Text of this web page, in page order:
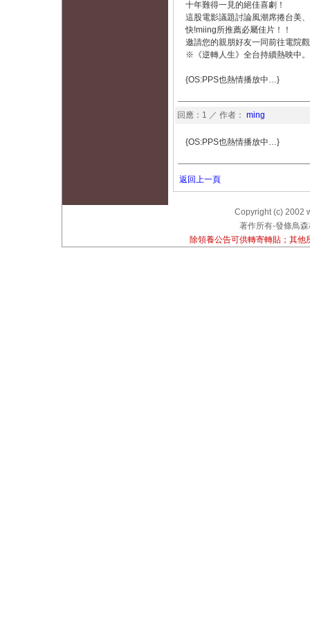
十年難得一見的絕佳喜劇！
這股電影議題討論風潮席捲台美
快!miing所推薦必屬佳片！！
邀請您的親朋好友一同前往電院
※《逆轉人生》全台持續熱映中
{OS:PPS也熱情播放中…}
回應：1 ／ 作者： ming
{OS:PPS也熱情播放中…}
返回上一頁
Copyright (c) 2002
著作所有-發條鳥
除領養公告可供轉寄轉貼；其